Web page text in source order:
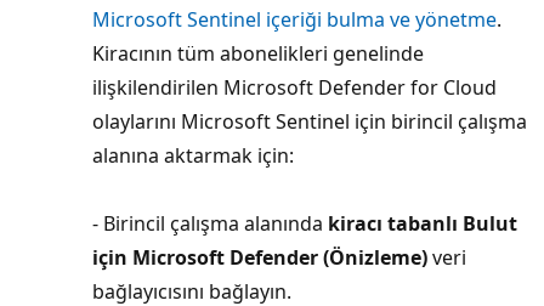
Microsoft Sentinel içeriği bulma ve yönetme.
Kiracının tüm abonelikleri genelinde
ilişkilendirilen Microsoft Defender for Cloud
olaylarını Microsoft Sentinel için birincil çalışma
alanına aktarmak için:
- Birincil çalışma alanında kiracı tabanlı Bulut
için Microsoft Defender (Önizleme)veri
bağlayıcısını bağlayın.